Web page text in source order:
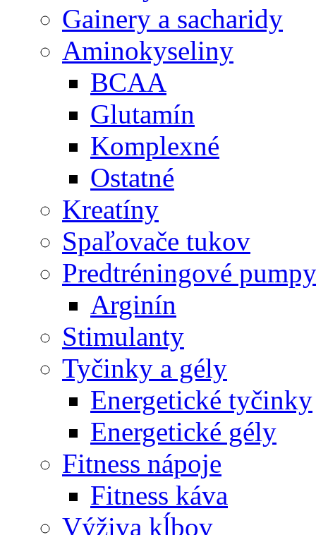
Gainery a sacharidy
Aminokyseliny
BCAA
Glutamín
Komplexné
Ostatné
Kreatíny
Spaľovače tukov
Predtréningové pumpy
Arginín
Stimulanty
Tyčinky a gély
Energetické tyčinky
Energetické gély
Fitness nápoje
Fitness káva
Výživa kĺbov